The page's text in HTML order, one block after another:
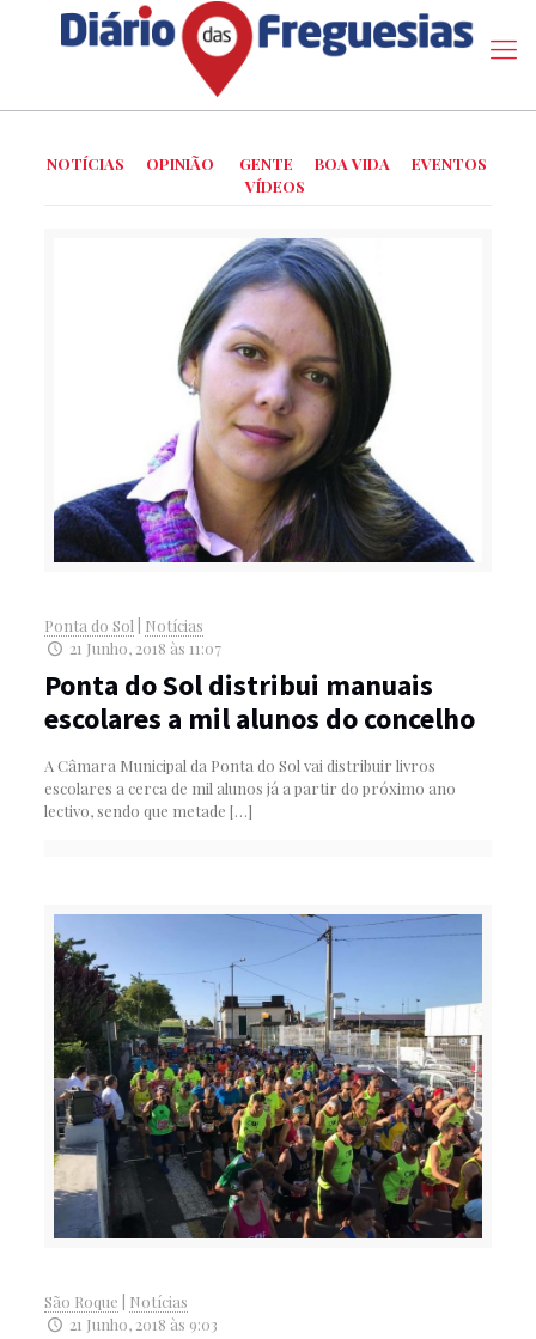
NOTÍCIAS OPINIÃO GENTE BOA VIDA
EVENTOS
VÍDEOS
Ponta do Sol
Notícias
21 Junho, 2018 às 11:07
Ponta do Sol distribui manuais
escolares a mil alunos do concelho
A Câmara Municipal da Ponta do Sol vai distribuir livros
escolares a cerca de mil alunos já a partir do próximo ano
lectivo, sendo que metade […]
São Roque
Notícias
21 Junho, 2018 às 9:03